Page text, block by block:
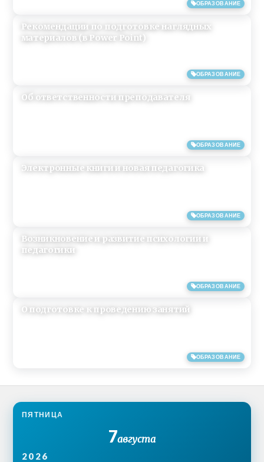
ОБРАЗОВАНИЕ
ОБРАЗОВАНИЕ
Рекомендации по подготовке наглядных
материалов (в Power Point)
ОБРАЗОВАНИЕ
Об ответственности преподавателя
ОБРАЗОВАНИЕ
Электронные книги и новая педагогика
ОБРАЗОВАНИЕ
Возникновение и развитие психологии и
педагогики
ОБРАЗОВАНИЕ
О подготовке к проведению занятий
ПЯТНИЦА
7августа
2026